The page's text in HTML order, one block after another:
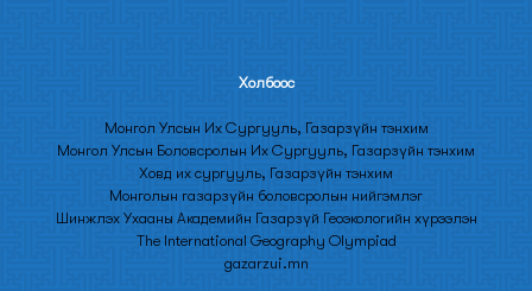
Холбооc
Монгол Улсын Их Сургууль, Газарзүйн тэнхим
Монгол Улсын Боловсролын Их Сургууль, Газарзүйн тэнхим
Ховд их сургууль, Газарзүйн тэнхим
Монголын газарзүйн боловсролын нийгэмлэг
Шинжлэх Ухааны Академийн Газарзүй Геоэкологийн хүрээлэн
The International Geography Olympiad
gazarzui.mn